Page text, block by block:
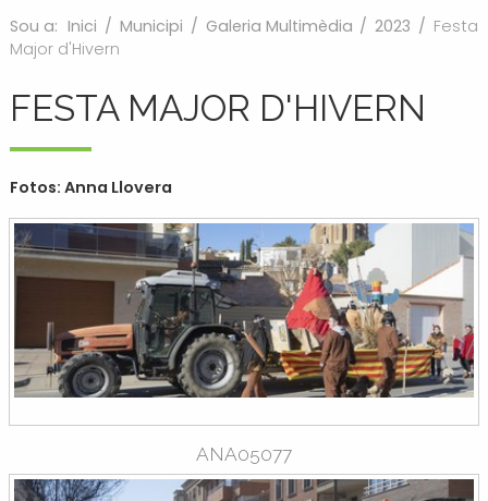
Sou a: Inici / Municipi / Galeria Multimèdia / 2023 / Festa
Major d'Hivern
FESTA MAJOR D'HIVERN
Fotos: Anna Llovera
ANA05077